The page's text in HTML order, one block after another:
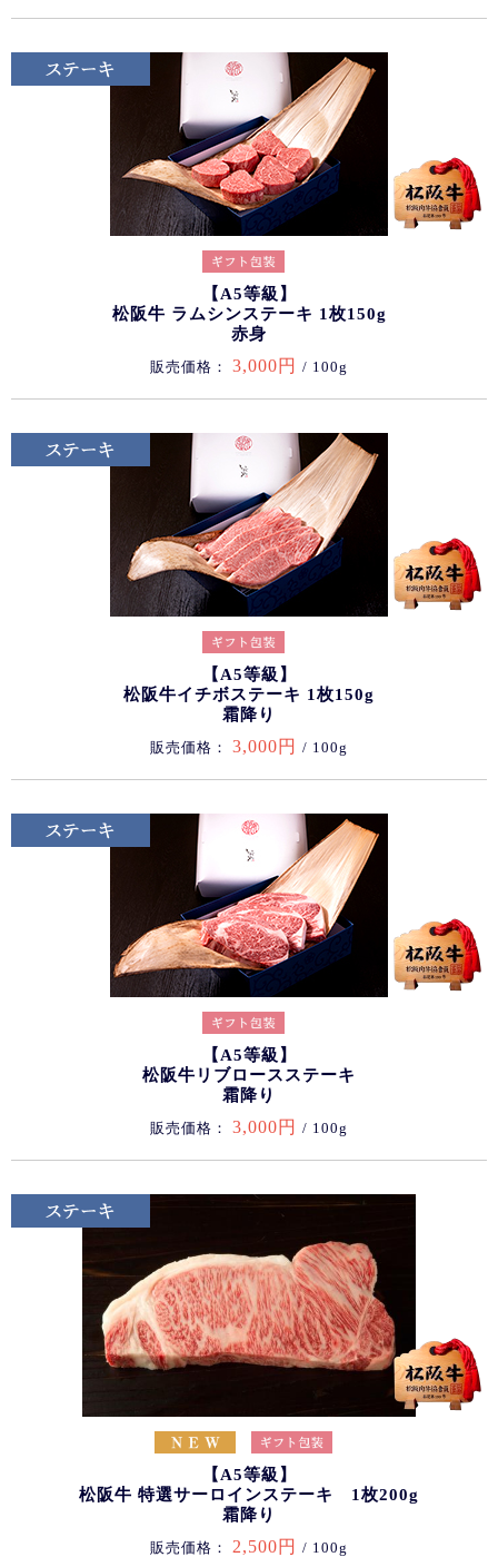
【A5等級】
松阪牛 ラムシンステーキ 1枚150g
赤身
販売価格： 3,000円 / 100g
【A5等級】
松阪牛イチボステーキ 1枚150g
霜降り
販売価格： 3,000円 / 100g
【A5等級】
松阪牛リブロースステーキ
霜降り
販売価格： 3,000円 / 100g
【A5等級】
松阪牛 特選サーロインステーキ 1枚200g
霜降り
販売価格： 2,500円 / 100g